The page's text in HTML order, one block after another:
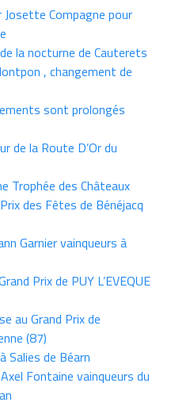
Compagne pour
la nocturne de Cauterets
, changement de
sont prolongés
de la Route D’Or du
Trophée des Châteaux
des Fêtes de Bénéjacq
Garnier vainqueurs à
Prix de PUY L’EVEQUE
au Grand Prix de
(87)
Salies de Béarn
Fontaine vainqueurs du